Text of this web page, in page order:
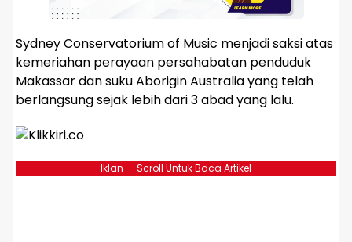
Sydney Conservatorium of Music menjadi saksi atas
kemeriahan perayaan persahabatan penduduk
Makassar dan suku Aborigin Australia yang telah
berlangsung sejak lebih dari 3 abad yang lalu.
Iklan — Scroll Untuk Baca Artikel